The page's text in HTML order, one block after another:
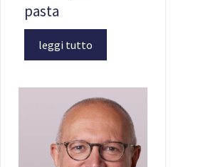
pasta
leggi tutto